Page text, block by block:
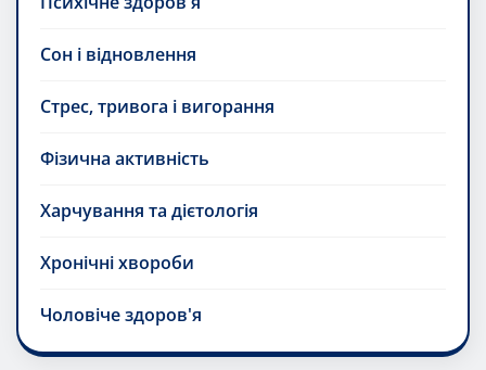
Сон і відновлення
Стрес, тривога і вигорання
Фізична активність
Харчування та дієтологія
Хронічні хвороби
Чоловіче здоров'я